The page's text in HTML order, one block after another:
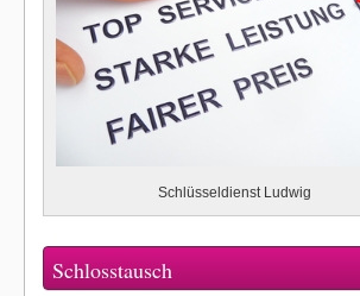
Schlüsseldienst Ludwig
Schlosstausch